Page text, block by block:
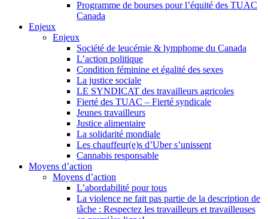
Programme de bourses pour l’équité des TUAC
Canada
Enjeux
Enjeux
Société de leucémie & lymphome du Canada
L’action politique
Condition féminine et égalité des sexes
La justice sociale
LE SYNDICAT des travailleurs agricoles
Fierté des TUAC – Fierté syndicale
Jeunes travailleurs
Justice alimentaire
La solidarité mondiale
Les chauffeur(e)s d’Uber s’unissent
Cannabis responsable
Moyens d’action
Moyens d’action
L’abordabilité pour tous
La violence ne fait pas partie de la description de
tâche : Respectez les travailleurs et travailleuses